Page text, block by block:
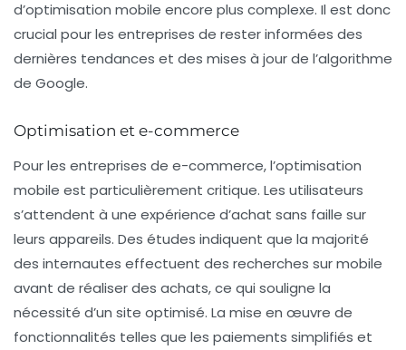
d’optimisation mobile encore plus complexe. Il est donc
crucial pour les entreprises de rester informées des
dernières tendances et des mises à jour de l’algorithme
de Google.
Optimisation et e-commerce
Pour les entreprises de e-commerce, l’optimisation
mobile est particulièrement critique. Les utilisateurs
s’attendent à une expérience d’achat sans faille sur
leurs appareils. Des études indiquent que la majorité
des internautes effectuent des recherches sur mobile
avant de réaliser des achats, ce qui souligne la
nécessité d’un site optimisé. La mise en œuvre de
fonctionnalités telles que les paiements simplifiés et